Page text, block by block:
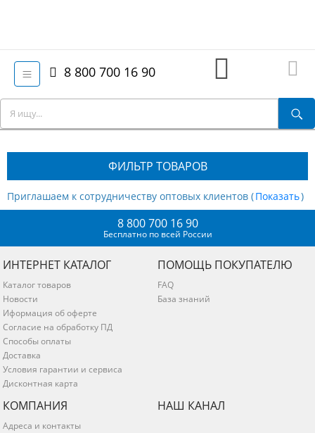
8 800 700 16 90
ФИЛЬТР ТОВАРОВ
Приглашаем к сотрудничеству оптовых клиентов ( )
8 800 700 16 90
Бесплатно по всей России
ИНТЕРНЕТ КАТАЛОГ
Каталог товаров
Новости
Иформация об оферте
Согласие на обработку ПД
Способы оплаты
Доставка
Условия гарантии и сервиса
Дисконтная карта
ПОМОЩЬ ПОКУПАТЕЛЮ
FAQ
База знаний
КОМПАНИЯ
Адреса и контакты
НАШ КАНАЛ